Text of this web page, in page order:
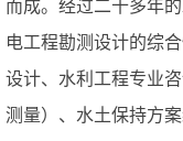
而成。经过二十多年
电工程勘测设计的综
设计、水利工程专业
测量）、水土保持方